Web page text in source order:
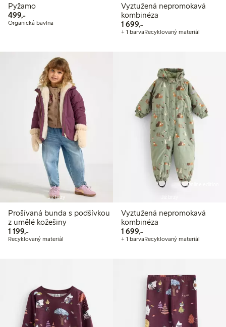
Pyžamo
499,-499,00 Kč
Organická bavlna
Vyztužená nepromokavá
kombinéza
1 699,-1 699,00 Kč
+ 1 barvaRecyklovaný materiál
Již brzy
Prošívaná bunda s podšívkou
z umělé kožešiny
1 199,-1 199,00 Kč
Recyklovaný materiál
Online edition
Vyztužená nepromokavá
kombinéza
1 699,-1 699,00 Kč
+ 1 barvaRecyklovaný materiál